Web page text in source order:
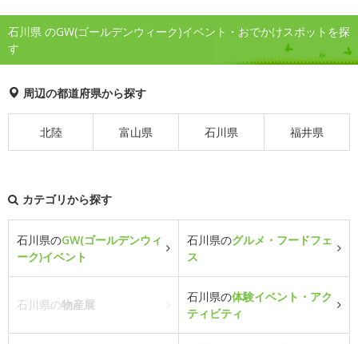
石川県 のGW(ゴールデンウィーク)イベント・おでかけスポットを探
す
周辺の都道府県から探す
北陸 富山県 石川県 福井県
カテゴリから探す
石川県のGW(ゴールデンウィ
ーク)イベント
石川県のグルメ・フードフェ
ス
石川県の物産展
石川県の体験イベント・アク
ティビティ